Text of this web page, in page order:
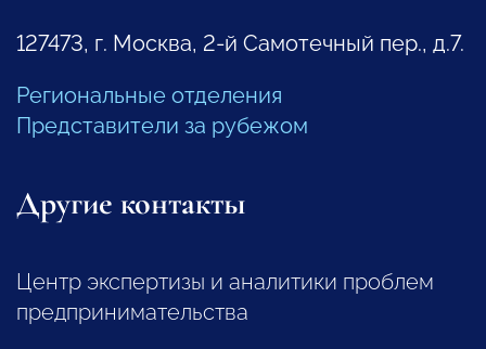
127473, г. Москва, 2-й Самотечный пер., д.7.
Региональные отделения
Представители за рубежом
Другие контакты
Центр экспертизы и аналитики проблем
предпринимательства